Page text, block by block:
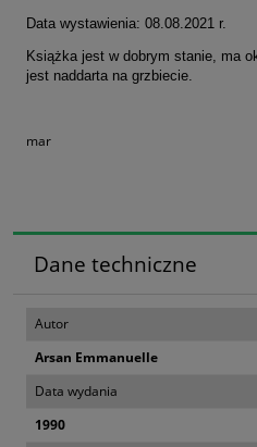
Data wystawienia: 08.08.2021 r.
Książka jest w dobrym stanie, ma
jest naddarta na grzbiecie.
mar
Dane techniczne
Autor
Arsan Emmanuelle
Data wydania
1990